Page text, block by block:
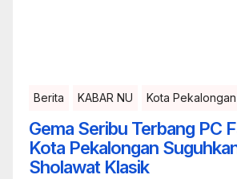
Berita KABAR NU Kota Pekalongan
Gema Seribu Terbang PC
Kota Pekalongan
Sholawat Klasik